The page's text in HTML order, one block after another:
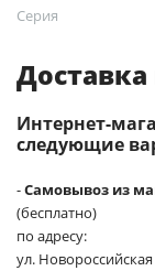
Серия
Доставка
Интернет-
следующие
-Самовывоз из
(бесплатно)
по адресу:
ул.